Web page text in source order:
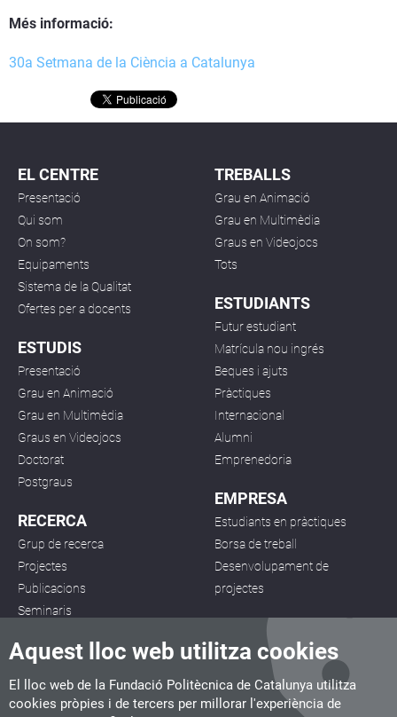
Aquest lloc web utilitza cookies
El lloc web de la Fundació Politècnica de Catalunya utilitza
cookies pròpies i de tercers per millorar l'experiència de
Més informació:
30a Setmana de la Ciència a Catalunya
EL CENTRE
Presentació
Qui som
On som?
Equipaments
Sistema de la Qualitat
Ofertes per a docents
ESTUDIS
Presentació
Grau en Animació
Grau en Multimèdia
Graus en Videojocs
Doctorat
Postgraus
RECERCA
Grup de recerca
Projectes
Publicacions
Seminaris
TREBALLS
Grau en Animació
Grau en Multimèdia
Graus en Videojocs
Tots
ESTUDIANTS
Futur estudiant
Matrícula nou ingrés
Beques i ajuts
Pràctiques
Internacional
Alumni
Emprenedoria
EMPRESA
Estudiants en pràctiques
Borsa de treball
Desenvolupament de
projectes